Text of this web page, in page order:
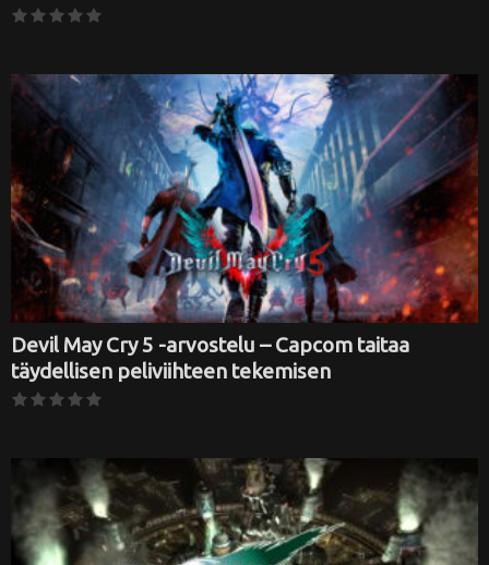
Devil May Cry 5 -arvostelu – Capcom taitaa
täydellisen peliviihteen tekemisen